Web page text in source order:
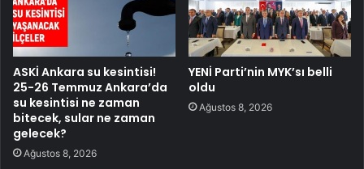
ASKİ Ankara su kesintisi!
25-26 Temmuz Ankara’da
su kesintisi ne zaman
bitecek, sular ne zaman
gelecek?
Ağustos 8, 2026
YENİ Parti’nin MYK’sı belli
oldu
Ağustos 8, 2026